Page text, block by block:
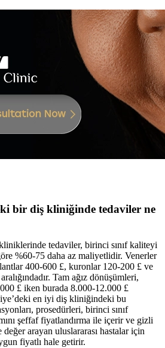
bir diş kliniğinde tedaviler ne
tedaviler, birinci sınıf kaliteyi
%60-75 daha az maliyetlidir. Venerler
400-600 £, kuronlar 120-200 £ ve
Tam ağız dönüşümleri,
£ iken burada 8.000-12.000 £
en iyi diş kliniğindeki bu
prosedürleri, birinci sınıf
şeffaf fiyatlandırma ile içerir ve gizli
değer arayan uluslararası hastalar için
fiyatlı hale getirir.